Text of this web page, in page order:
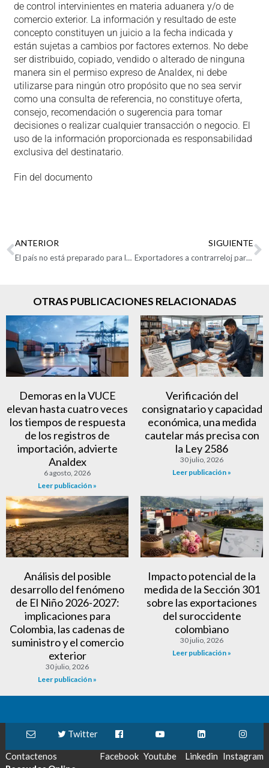
de control intervinientes en materia aduanera y/o de
comercio exterior. La información y resultado de este
concepto constituyen un juicio a la fecha indicada y
están sujetas a cambios por factores externos. No debe
ser distribuido, copiado, vendido o alterado de ninguna
manera sin el permiso expreso de Analdex, ni debe
utilizarse para ningún otro propósito que no sea servir
como una consulta de referencia, no constituye oferta,
consejo, recomendación o sugerencia para tomar
decisiones o realizar cualquier transacción o negocio. El
uso de la información proporcionada es responsabilidad
exclusiva del destinatario.
Fin del documento
ANTERIOR
El país no está preparado para la declaración anticipada obligatoria
SIGUIENTE
Exportadores a contrarreloj para cumplir exigencias de la Unión Europea
OTRAS PUBLICACIONES RELACIONADAS
Demoras en la VUCE
elevan hasta cuatro veces
los tiempos de respuesta
de los registros de
importación, advierte
Analdex
6 agosto, 2026
Leer publicación »
Verificación del
consignatario y capacidad
económica, una medida
cautelar más precisa con
la Ley 2586
30 julio, 2026
Leer publicación »
Análisis del posible
desarrollo del fenómeno
de El Niño 2026-2027:
implicaciones para
Colombia, las cadenas de
suministro y el comercio
exterior
30 julio, 2026
Leer publicación »
Impacto potencial de la
medida de la Sección 301
sobre las exportaciones
del suroccidente
colombiano
30 julio, 2026
Leer publicación »
Contactenos
Twitter
Facebook Youtube Linkedin Instagram